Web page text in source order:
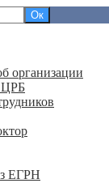
организации
ЦРБ
ЕГРН